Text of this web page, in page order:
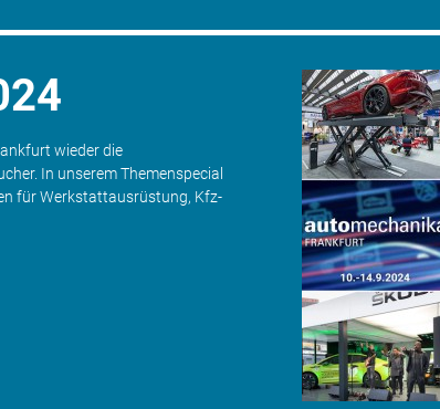
wieder die
In unserem Themenspecial
für Werkstattausrüstung, Kfz-